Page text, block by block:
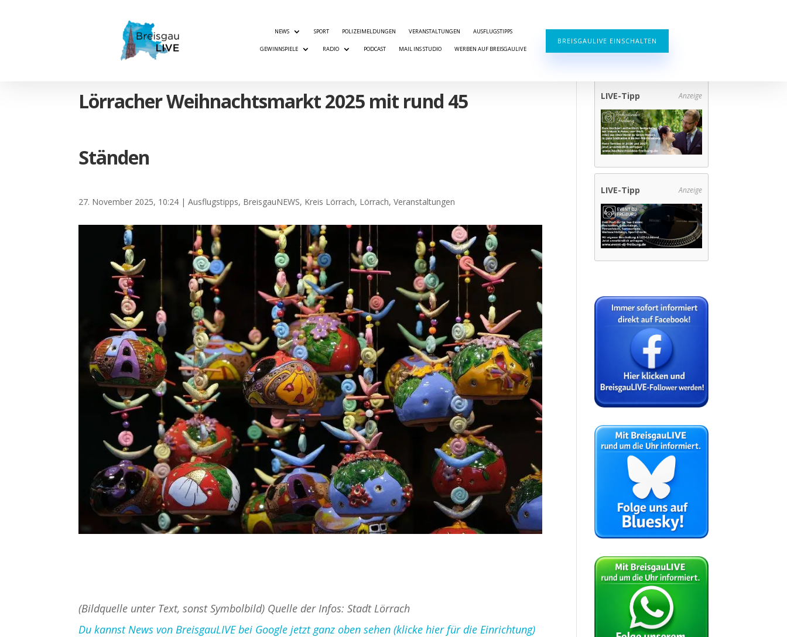
NEWS SPORT POLIZEIMELDUNGEN VERANSTALTUNGEN AUSFLUGSTIPPS
GEWINNSPIELE RADIO PODCAST MAIL INS STUDIO WERBEN AUF BREISGAULIVE
BREISGAULIVE EINSCHALTEN
Lörracher Weihnachtsmarkt 2025 mit rund 45
Ständen
27. November 2025, 10:24 |Ausflugstipps, BreisgauNEWS, Kreis Lörrach, Lörrach,Veranstaltungen
(Bildquelle unter Text, sonst Symbolbild) Quelle der Infos: Stadt Lörrach
Du kannst News von BreisgauLIVE bei Google jetzt ganz oben sehen (klicke hier für die Einrichtung)
LIVE-Tipp Anzeige
LIVE-Tipp Anzeige